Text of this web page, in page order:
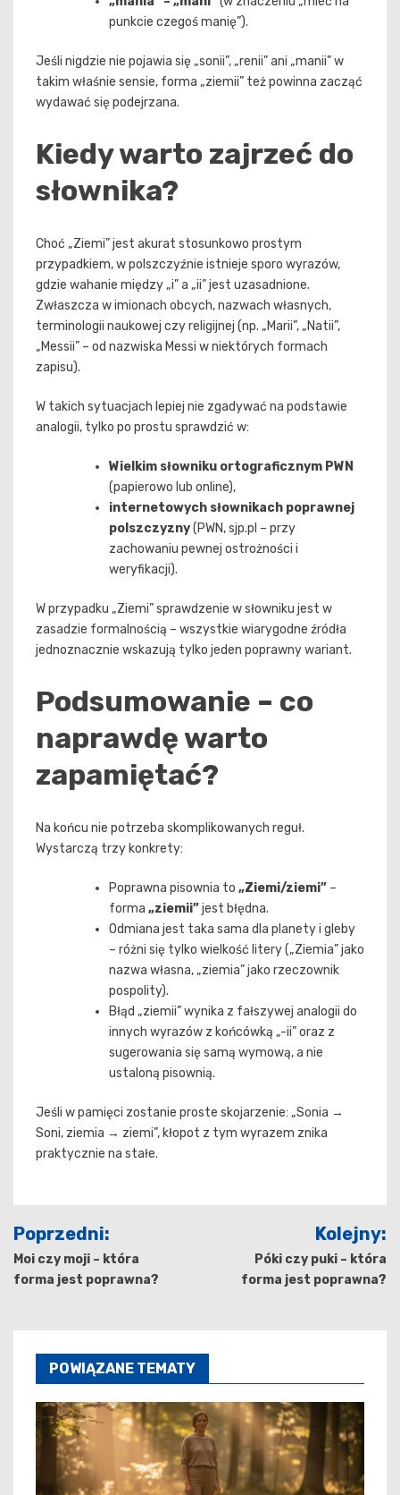
punkcie czegoś manię”).
Jeśli nigdzie nie pojawia się „sonii”, „renii” ani „manii” w
takim właśnie sensie, forma „ziemii” też powinna zacząć
wydawać się podejrzana.
Kiedy warto zajrzeć do
słownika?
Choć „Ziemi” jest akurat stosunkowo prostym
przypadkiem, w polszczyźnie istnieje sporo wyrazów,
gdzie wahanie między „i” a „ii” jest uzasadnione.
Zwłaszcza w imionach obcych, nazwach własnych,
terminologii naukowej czy religijnej (np. „Marii”, „Natii”,
„Messii” – od nazwiska Messi w niektórych formach
zapisu).
W takich sytuacjach lepiej nie zgadywać na podstawie
analogii, tylko po prostu sprawdzić w:
Wielkim słowniku ortograficznym PWN
(papierowo lub online),
internetowych słownikach poprawnej
polszczyzny(PWN, sjp.pl – przy
zachowaniu pewnej ostrożności i
weryfikacji).
W przypadku „Ziemi” sprawdzenie w słowniku jest w
zasadzie formalnością – wszystkie wiarygodne źródła
jednoznacznie wskazują tylko jeden poprawny wariant.
Podsumowanie – co
naprawdę warto
zapamiętać?
Na końcu nie potrzeba skomplikowanych reguł.
Wystarczą trzy konkrety:
Poprawna pisownia to „Ziemi/ziemi” –
forma „ziemii”jest błędna.
Odmiana jest taka sama dla planety i gleby
– różni się tylko wielkość litery („Ziemia” jako
nazwa własna, „ziemia” jako rzeczownik
pospolity).
Błąd „ziemii” wynika z fałszywej analogii do
innych wyrazów z końcówką „-ii” oraz z
sugerowania się samą wymową, a nie
ustaloną pisownią.
Jeśli w pamięci zostanie proste skojarzenie: „Sonia →
Soni, ziemia → ziemi”, kłopot z tym wyrazem znika
praktycznie na stałe.
Nawigacja
wpisu
Poprzedni:
Moi czy moji – która
forma jest poprawna?
Kolejny:
Póki czy puki – która
forma jest poprawna?
POWIĄZANE TEMATY